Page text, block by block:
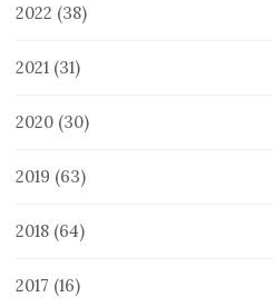
2022 (38)
2021 (31)
2020 (30)
2019 (63)
2018 (64)
2017 (16)